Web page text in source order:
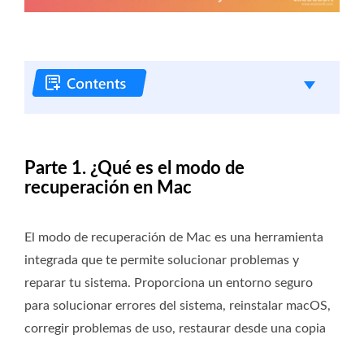
Parte 1. ¿Qué es el modo de
recuperación en Mac
El modo de recuperación de Mac es una herramienta
integrada que te permite solucionar problemas y
reparar tu sistema. Proporciona un entorno seguro
para solucionar errores del sistema, reinstalar macOS,
corregir problemas de uso, restaurar desde una copia